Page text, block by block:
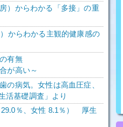
）からわかる「多接」の重
からわかる主観的健康感の
有無
が高い～
の病気。女性は高血圧症、
活基礎調査」より
29.0％、女性 8.1％） 厚生